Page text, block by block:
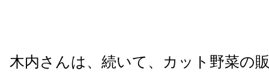
木内さんは、続いて、カット野菜の